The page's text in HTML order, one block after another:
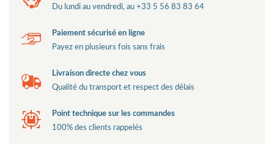
Du lundi au vendredi, au +33 5 56 83 83 64
Paiement sécurisé en ligne
Payez en plusieurs fois sans frais
Livraison directe chez vous
Qualité du transport et respect des délais
Point technique sur les commandes
100% des clients rappelés